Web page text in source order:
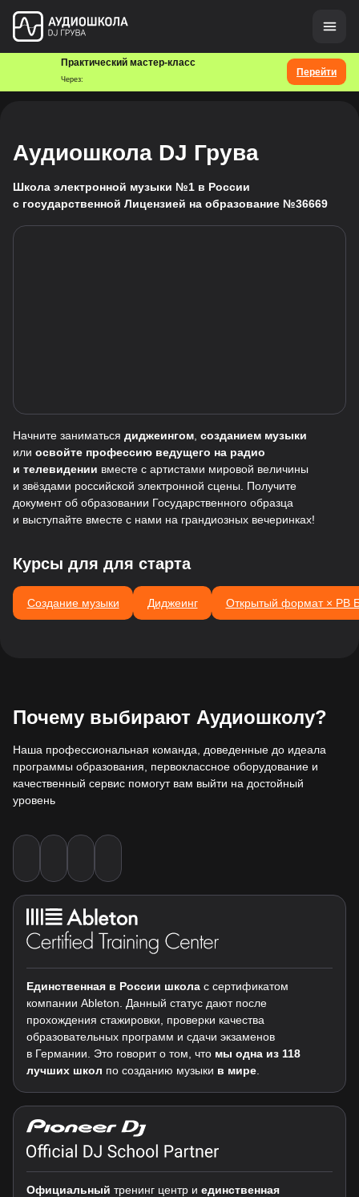
Практический мастер-класс
Через:
Перейти
Аудиошкола DJ Грува
Школа электронной музыки №1 в России
с государственной Лицензией на образование №36669
Начните заниматься диджеингом созданием музыки
или освойте профессию ведущего на радио
и телевидении вместе с артистами мировой величины
и звёздами российской электронной сцены. Получите
документ об образовании Государственного образца
и выступайте вместе с нами на грандиозных вечеринках!
Курсы для для старта
Создание музыки Диджеинг Открытый формат × РВ
Почему выбирают Аудиошколу?
Наша профессиональная команда, доведенные до идеала
программы образования, первоклассное оборудование и
качественный сервис помогут вам выйти на достойный
уровень
Единственная в России школа c сертификатом
компании Ableton. Данный статус дают после
прохождения стажировки, проверки качества
образовательных программ и сдачи экзаменов
в Германии. Это говорит о том, что мы одна из 118
лучших школ по созданию музыки в мире
Официальный тренинг центр и единственная